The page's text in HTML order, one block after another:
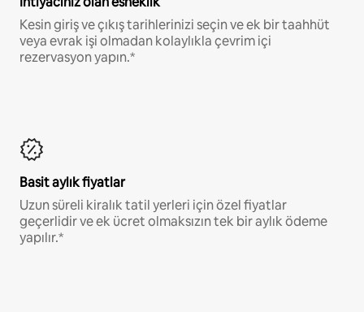
Kesin giriş ve çıkış tarihlerinizi seçin ve ek bir taahhüt
veya evrak işi olmadan kolaylıkla çevrim içi
rezervasyon yapın.*
Basit aylık fiyatlar
Uzun süreli kiralık tatil yerleri için özel fiyatlar
geçerlidir ve ek ücret olmaksızın tek bir aylık ödeme
yapılır.*